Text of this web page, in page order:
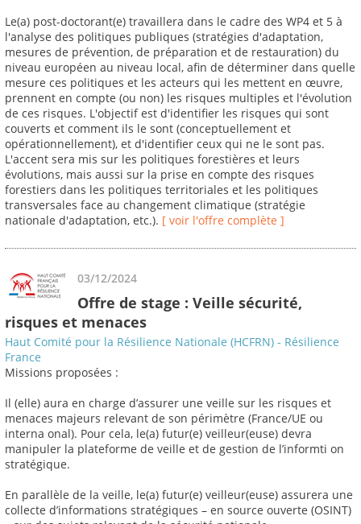
Le(a) post-doctorant(e) travaillera dans le cadre des WP4 et 5 à
l'analyse des politiques publiques (stratégies d'adaptation,
mesures de prévention, de préparation et de restauration) du
niveau européen au niveau local, afin de déterminer dans quelle
mesure ces politiques et les acteurs qui les mettent en œuvre,
prennent en compte (ou non) les risques multiples et l'évolution
de ces risques. L'objectif est d'identifier les risques qui sont
couverts et comment ils le sont (conceptuellement et
opérationnellement), et d'identifier ceux qui ne le sont pas.
L'accent sera mis sur les politiques forestières et leurs
évolutions, mais aussi sur la prise en compte des risques
forestiers dans les politiques territoriales et les politiques
transversales face au changement climatique (stratégie
nationale d'adaptation, etc.). [ voir l'offre complète ]
03/12/2024
Offre de stage : Veille sécurité,
risques et menaces
Haut Comité pour la Résilience Nationale (HCFRN) - Résilience
France
Missions proposées :
Il (elle) aura en charge d’assurer une veille sur les risques et
menaces majeurs relevant de son périmètre (France/UE ou
interna onal). Pour cela, le(a) futur(e) veilleur(euse) devra
manipuler la plateforme de veille et de gestion de l’informti on
stratégique.
En parallèle de la veille, le(a) futur(e) veilleur(euse) assurera une
collecte d’informations stratégiques – en source ouverte (OSINT)